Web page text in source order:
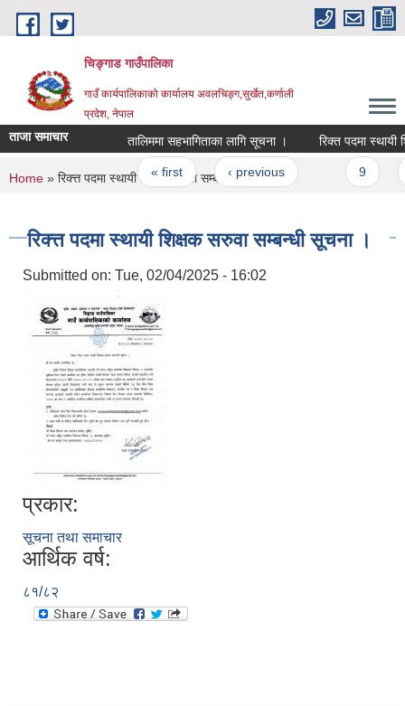
Skip to main content
चिङ्गाड गाउँपालिका
गाउँ कार्यपालिकाको कार्यालय अवलचिङ्ग,सुर्खेत,कर्णाली
प्रदेश, नेपाल
ताजा समाचार तालिममा सहभागिताका लागि सूचना । रिक्त पदमा स्थायी
Pages
« first ‹ previous
You are here
Home » रिक्त्त पदमा स्थायी शिक्षक सरुवा सम्बन्धी सूचना ।
रिक्त्त पदमा स्थायी शिक्षक सरुवा सम्बन्धी सूचना ।
Submitted on: Tue, 02/04/2025 - 16:02
प्रकार:
सूचना तथा समाचार
आर्थिक वर्ष:
८१/८२